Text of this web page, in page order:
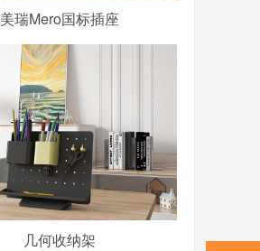
美瑞Mero国标插座
几何收纳架